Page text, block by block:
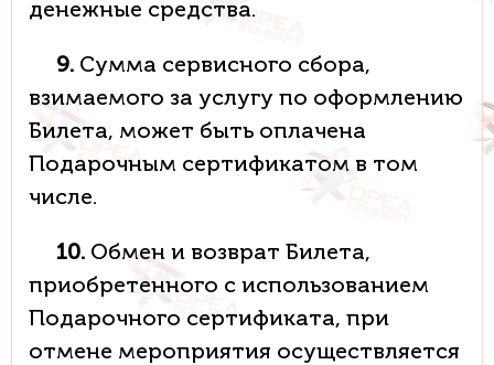
денежные средства.
9. Сумма сервисного сбора,
взимаемого за услугу по оформлению
Билета, может быть оплачена
Подарочным сертификатом в том
числе.
10. Обмен и возврат Билета,
приобретенного с использованием
Подарочного сертификата, при
отмене мероприятия осуществляется